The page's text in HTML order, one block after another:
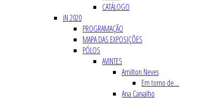
CATÁLOGO
iN 2020
PROGRAMAÇÃO
MAPA DAS EXPOSIÇÕES
PÓLOS
AVINTES
Amilton Neves
Em torno de…
Ana Carvalho